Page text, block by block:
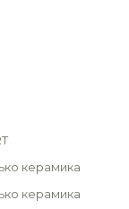
керамика
керамика